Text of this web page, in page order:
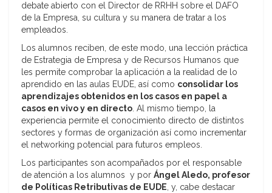
debate abierto con el Director de RRHH sobre el DAFO
de la Empresa, su cultura y su manera de tratar a los
empleados.
Los alumnos reciben, de este modo, una lección práctica
de Estrategia de Empresa y de Recursos Humanos que
les permite comprobar la aplicación a la realidad de lo
aprendido en las aulas EUDE, así como consolidar los
aprendizajes obtenidos en los casos en papel a
casos en vivo y en directo. Al mismo tiempo, la
experiencia permite el conocimiento directo de distintos
sectores y formas de organización así como incrementar
el networking potencial para futuros empleos.
Los participantes son acompañados por el responsable
de atención a los alumnos y por Ángel Aledo, profesor
de Políticas Retributivas de EUDE, y, cabe destacar